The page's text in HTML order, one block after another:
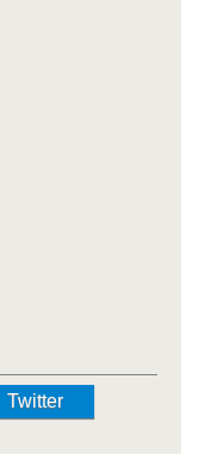
Twitter